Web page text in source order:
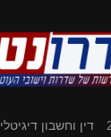
דין וחשבון דיגיטלי